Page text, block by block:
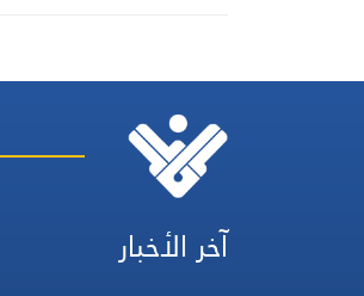
آخر الأخبار